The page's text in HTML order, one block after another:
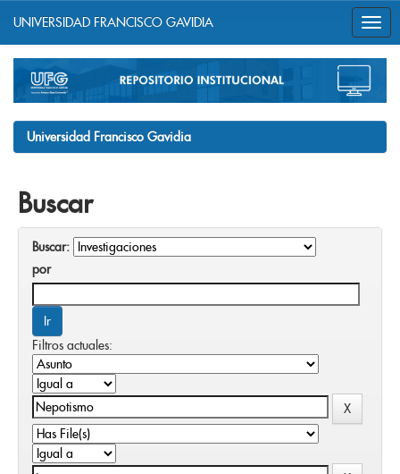
navigation
UNIVERSIDAD FRANCISCO GAVIDIA
Universidad Francisco Gavidia
Buscar
Buscar:
por
Filtros actuales: